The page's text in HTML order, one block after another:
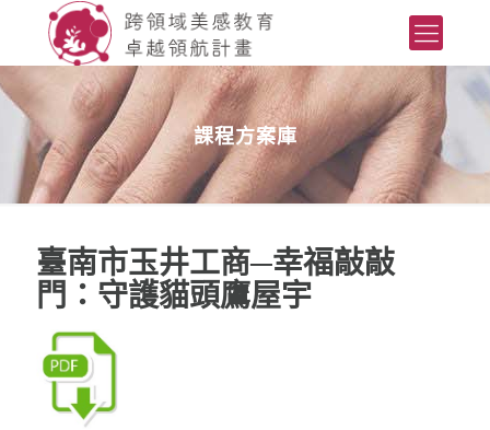
課程方案庫
臺南市玉井工商─幸福敲敲
門：守護貓頭鷹屋宇